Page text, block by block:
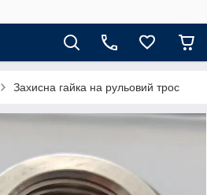
Захисна гайка на рульовий трос